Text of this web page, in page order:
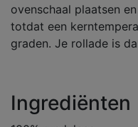
ovenschaal plaatsen
totdat een
graden. Je rollade is
Ingrediënten